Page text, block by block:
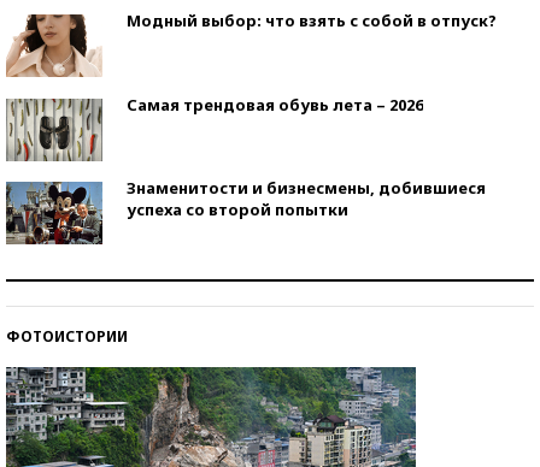
Модный выбор: что взять с собой в отпуск?
Самая трендовая обувь лета – 2026
Знаменитости и бизнесмены, добившиеся
успеха со второй попытки
ФОТОИСТОРИИ